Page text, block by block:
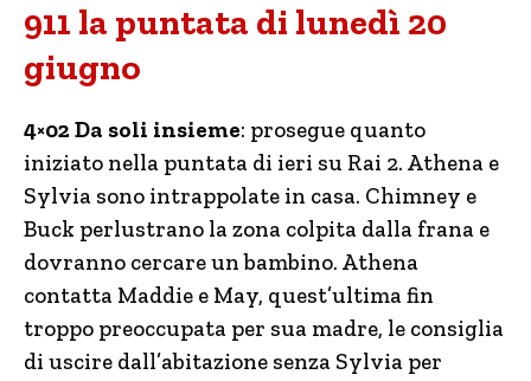
911 la puntata di lunedì 20
giugno
4×02 Da soli insieme: prosegue quanto
iniziato nella puntata di ieri su Rai 2. Athena e
Sylvia sono intrappolate in casa. Chimney e
Buck perlustrano la zona colpita dalla frana e
dovranno cercare un bambino. Athena
contatta Maddie e May, quest’ultima fin
troppo preoccupata per sua madre, le consiglia
di uscire dall’abitazione senza Sylvia per